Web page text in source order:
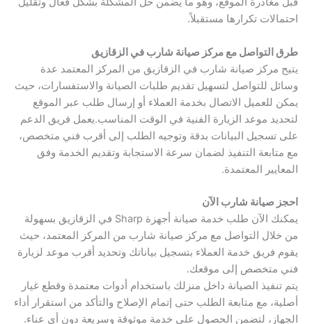
احتمالات تكرارها مستقبلاً.
طرق التواصل مع مركز صيانة شارب في الزقازيق
يتيح مركز صيانة شارب في الزقازيق من المركز المعتمد عدة
وسائل للتواصل لتسهيل تقديم طلبات الصيانة والاستفسارات، حيث
يمكن للعميل الاتصال بخدمة العملاء أو إرسال طلب عبر الموقع
لتحديد موعد الزيارة الفنية في الوقت المناسب.يعمل فريق الدعم
على تسجيل البيانات بدقة وتوجيه الطلب إلى أقرب فني متخصص،
مع متابعة التنفيذ لضمان سرعة الاستجابة وتقديم الخدمة وفق
المعايير المعتمدة.
احجز صيانة شارب الآن
يمكنك الآن طلب خدمة صيانة أجهزة Sharp في الزقازيق بسهولة
من خلال التواصل مع مركز صيانة شارب من المركز المعتمد، حيث
يقوم فريق خدمة العملاء بتسجيل بياناتك وتحديد أقرب موعد لزيارة
فني متخصص إلى موقعك.
يتم تنفيذ الصيانة داخل منزلك باستخدام أدوات معتمدة وقطع غيار
أصلية، مع متابعة الطلب حتى إتمام الإصلاح والتأكد من استقرار أداء
الجهاز، لتضمن الحصول على خدمة موثوقة وسريعة دون أي عناء.